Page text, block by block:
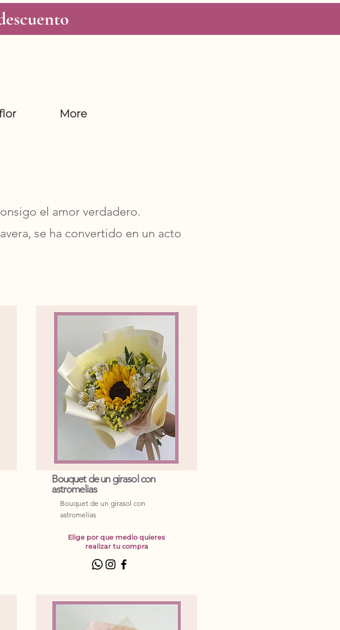
More
el amor verdadero.
se ha convertido en un acto
Bouquet de un girasol con
astromelias
Bouquet de un girasol con
astromelias
Elige por que medio quieres
realizar tu compra